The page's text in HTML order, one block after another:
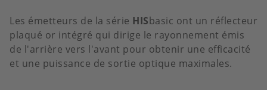
Les émetteurs de la série HISbasic ont un réflecteur
plaqué or intégré qui dirige le rayonnement émis
de l'arrière vers l'avant pour obtenir une efficacité
et une puissance de sortie optique maximales.